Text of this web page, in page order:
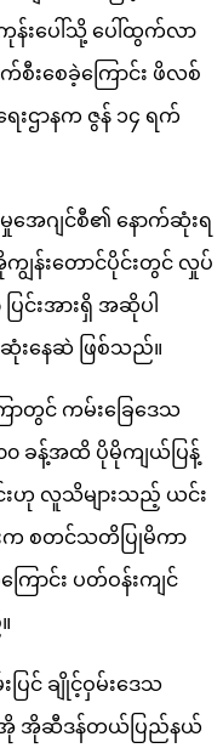
ကုန်းပေါ်သို့ ပေါ်ထွက်လာ
စီးစေခဲ့ကြောင်း ဖိလစ်
းဌာနက ဇွန် ၁၄ ရက်
အေဂျင်စီ၏ နောက်ဆုံးရ
ကျွန်းတောင်ပိုင်းတွင် လှုပ်
င်းအားရှိ အဆိုပါ
ဆုံးနေဆဲ ဖြစ်သည်။
ာတွင် ကမ်းခြေဒေသ
ခန့်အထိ ပိုမိုကျယ်ပြန့်
းဟု လူသိများသည့် ယင်း
းက စတင်သတိပြုမိကာ
ောင်း ပတ်ဝန်းကျင်
ပြင် ချိုင့်ဝှမ်းဒေသ
ဗာအို အိုဆီဒန်တယ်ပြည်နယ်